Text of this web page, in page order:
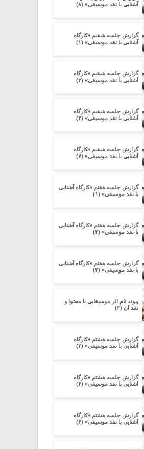
آشنایی با نقد موسیقی» (۸)
گزارش جلسه ششم «کارگاه
آشنایی با نقد موسیقی» (۱)
گزارش جلسه ششم «کارگاه
آشنایی با نقد موسیقی» (۲)
گزارش جلسه ششم «کارگاه
آشنایی با نقد موسیقی» (۴)
گزارش جلسه ششم «کارگاه
آشنایی با نقد موسیقی» (۷)
گزارش جلسه هفتم «کارگاه آشنایی
با نقد موسیقی» (۱)
گزارش جلسه هفتم «کارگاه آشنایی
با نقد موسیقی» (۲)
گزارش جلسه هفتم «کارگاه آشنایی
با نقد موسیقی» (۳)
پیوند نام اثر موسیقایی با محتوا و
نقد آن (۲)
گزارش جلسه هشتم «کارگاه
آشنایی با نقد موسیقی» (۳)
گزارش جلسه هشتم «کارگاه
آشنایی با نقد موسیقی» (۴)
گزارش جلسه هشتم «کارگاه
آشنایی با نقد موسیقی» (۶)